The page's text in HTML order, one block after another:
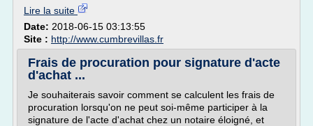
Lire la suite
Date: 2018-06-15 03:13:55
Site : http://www.cumbrevillas.fr
Frais de procuration pour signature d'acte
d'achat ...
Je souhaiterais savoir comment se calculent les frais de
procuration lorsqu'on ne peut soi-même participer à la
signature de l'acte d'achat chez un notaire éloigné, et